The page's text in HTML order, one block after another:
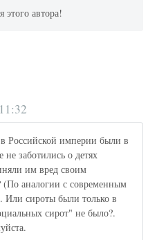
этого автора!
Российской империи были в
заботились о детях
им вред своим
аналогии с современным
Или сироты были только в
сирот" не было?.